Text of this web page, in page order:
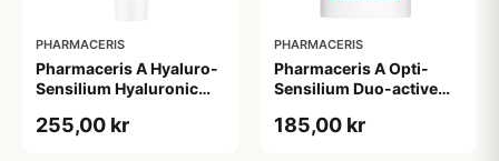
PHARMACERIS
Pharmaceris A Hyaluro-
Sensilium Hyaluronic
255,00 kr
PHARMACERIS
Pharmaceris A Opti-
Sensilium Duo-active
(15 ml)
185,00 kr